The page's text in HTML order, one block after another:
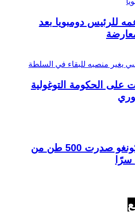
للرئيس دومبويا بعد
الحكومة التوغولية
تقرير استقصائي: الكونغو صدرت 500 طن من
سرًا